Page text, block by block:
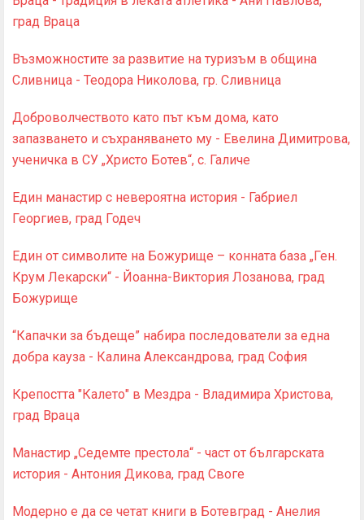
град Враца
Възможностите за развитие на туризъм в община
Сливница - Теодора Николова, гр. Сливница
Доброволчеството като път към дома, като
запазването и съхраняването му - Евелина Димитрова,
ученичка в СУ „Христо Ботев“, с. Галиче
Един манастир с невероятна история - Габриел
Георгиев, град Годеч
Един от символите на Божурище – конната база „Ген.
Крум Лекарски“ - Йоанна-Виктория Лозанова, град
Божурище
“Капачки за бъдеще” набира последователи за една
добра кауза - Калина Александрова, град София
Крепостта "Калето" в Мездра - Владимира Христова,
град Враца
Манастир „Седемте престола“ - част от българската
история - Антония Дикова, град Своге
Модерно е да се четат книги в Ботевград - Анелия